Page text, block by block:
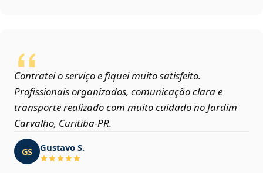
Contratei o serviço e fiquei muito satisfeito.
Profissionais organizados, comunicação clara e
transporte realizado com muito cuidado no Jardim
Carvalho, Curitiba‑PR.
GS Gustavo S.